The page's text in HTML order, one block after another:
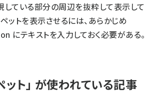
している部分の周辺を抜粋して表示して
ットを表示させるには、あらかじめ
テキストを入力しておく必要がある。
ット」 が使われている記事